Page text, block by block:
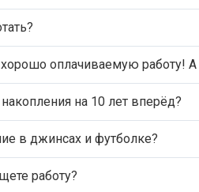
оплачиваемую работу!
на 10 лет вперёд?
в джинсах и футболке?
работу?